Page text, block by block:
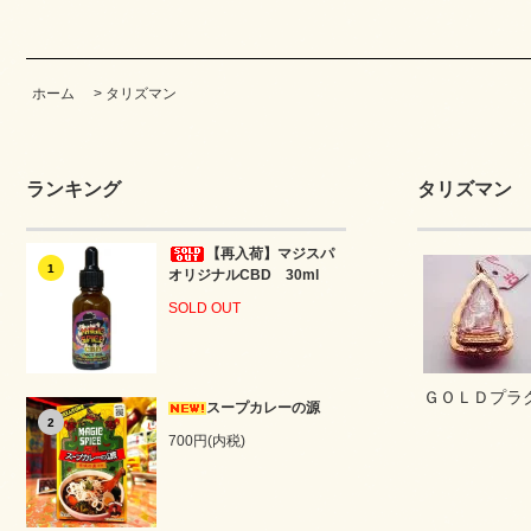
ホーム > タリズマン
ランキング
1
【再入荷】マジスパ
オリジナルCBD 30ml
SOLD OUT
2
スープカレーの源
700円(内税)
タリズマン
ＧＯＬＤプラ